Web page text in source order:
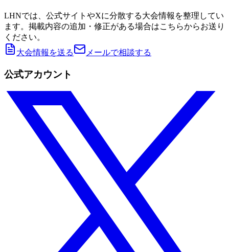
LHNでは、公式サイトやXに分散する大会情報を整理してい
ます。掲載内容の追加・修正がある場合はこちらからお送り
ください。
大会情報を送る
メールで相談する
公式アカウント